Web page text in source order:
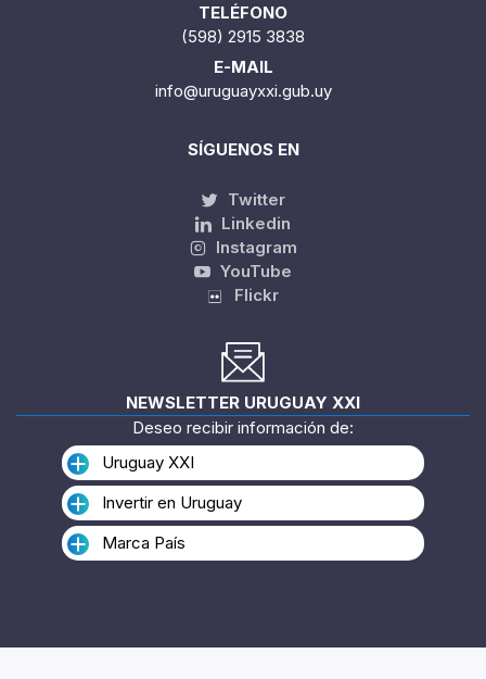
TELÉFONO
(598) 2915 3838
E-MAIL
info@uruguayxxi.gub.uy
SÍGUENOS EN
Twitter
Linkedin
Instagram
YouTube
Flickr
NEWSLETTER URUGUAY XXI
Deseo recibir información de:
Uruguay XXI
Invertir en Uruguay
Marca País